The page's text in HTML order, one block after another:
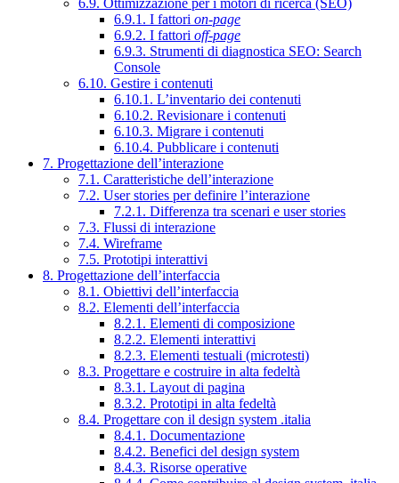
6.9. Ottimizzazione per i motori di ricerca (SEO)
6.9.1. I fattori on-page
6.9.2. I fattori off-page
6.9.3. Strumenti di diagnostica SEO: Search
Console
6.10. Gestire i contenuti
6.10.1. L’inventario dei contenuti
6.10.2. Revisionare i contenuti
6.10.3. Migrare i contenuti
6.10.4. Pubblicare i contenuti
7. Progettazione dell’interazione
7.1. Caratteristiche dell’interazione
7.2. User stories per definire l’interazione
7.2.1. Differenza tra scenari e user stories
7.3. Flussi di interazione
7.4. Wireframe
7.5. Prototipi interattivi
8. Progettazione dell’interfaccia
8.1. Obiettivi dell’interfaccia
8.2. Elementi dell’interfaccia
8.2.1. Elementi di composizione
8.2.2. Elementi interattivi
8.2.3. Elementi testuali (microtesti)
8.3. Progettare e costruire in alta fedeltà
8.3.1. Layout di pagina
8.3.2. Prototipi in alta fedeltà
8.4. Progettare con il design system .italia
8.4.1. Documentazione
8.4.2. Benefici del design system
8.4.3. Risorse operative